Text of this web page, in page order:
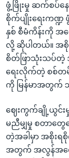
ဖွံ့ဖြိုးမှု ဆက်စပ်န
စိုက်ပျိုးရေးကဏ္ဍ
နှစ် စီမံကိန်းကို အ
လို့ ဆိုပါတယ်။ အစို
စိတ်ဖြာသုံးသပ်တဲ့
ရေးလိုက်တဲ့ စစ်တ
ကို မြန်မာအတွက် သ
ဈေးကွက်ချို့ယွင်းမှု
မညီမျှမှု စတာတွေ
တဲ့အခါမှာ အစိုးရ
အတွက် အလွန်အရေး